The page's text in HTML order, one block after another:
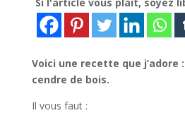
Voici une recette que j’adore
cendre de bois.
Il vous faut :